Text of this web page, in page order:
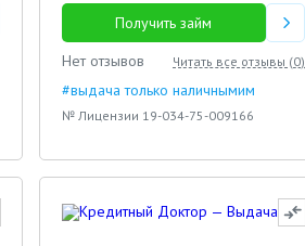
Получить займ
Нет отзывов
Читать все отзывы (0)
#выдача только наличнымим
№ Лицензии 19-034-75-009166